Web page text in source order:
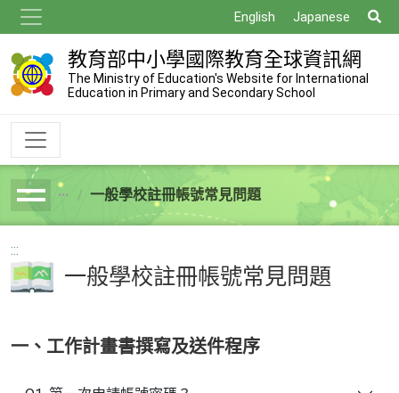
到
主
要
內
English Japanese
尋
教育部中小學國際教育全球資訊網
The Ministry of Education's Website for International
Education in Primary and Secondary School
breadcrumb一般學校註冊帳號常見問題
:::
一般學校註冊帳號常見問題
一、工作計畫書撰寫及送件程序